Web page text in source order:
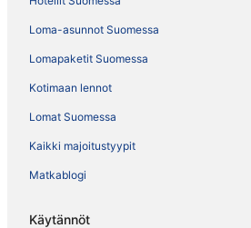
Loma-asunnot Suomessa
Lomapaketit Suomessa
Kotimaan lennot
Lomat Suomessa
Kaikki majoitustyypit
Matkablogi
Käytännöt